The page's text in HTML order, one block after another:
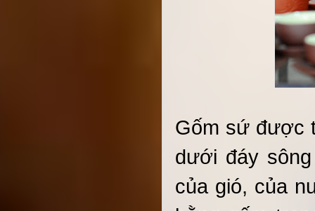
Gốm sứ được
dưới đáy
của gió, của